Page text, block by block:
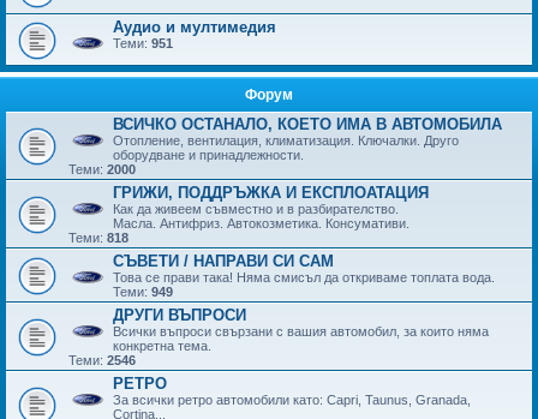
Аудио и мултимедия
Теми: 951
Форум
ВСИЧКО ОСТАНАЛО, КОЕТО ИМА В АВТОМОБИЛА
Отопление, вентилация, климатизация. Ключалки. Друго
оборудване и принадлежности.
Теми: 2000
ГРИЖИ, ПОДДРЪЖКА И ЕКСПЛОАТАЦИЯ
Как да живеем съвместно и в разбирателство.
Масла. Антифриз. Автокозметика. Консумативи.
Теми: 818
СЪВЕТИ / НАПРАВИ СИ САМ
Това се прави така! Няма смисъл да откриваме топлата вода.
Теми: 949
ДРУГИ ВЪПРОСИ
Всички въпроси свързани с вашия автомобил, за които няма
конкретна тема.
Теми: 2546
РЕТРО
За всички ретро автомобили като: Capri, Taunus, Granada,
Cortina...